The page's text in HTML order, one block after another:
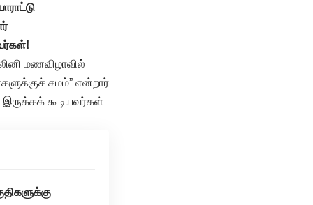
மணவிழாவில்
சமம்” என்றார்
கூடியவர்கள்